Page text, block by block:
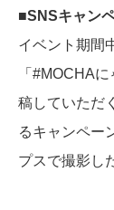
■SNSキャン
イベント期間
「#MOCHA
稿していただ
るキャンペー
プスで撮影し